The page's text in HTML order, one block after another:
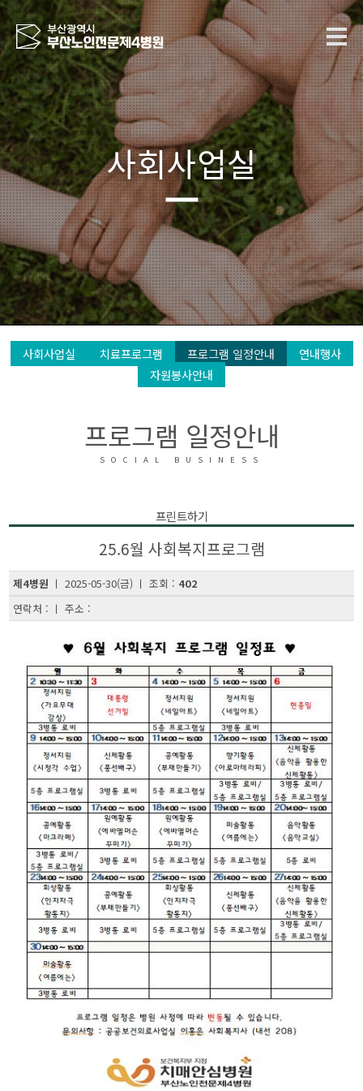
사회사업실
사회사업실 치료프로그램 프로그램 일정안내
연내행사
자원봉사안내
프로그램 일정안내
SOCIAL BUSINESS
프린트하기
25.6월 사회복지프로그램
제4병원 ㅣ 2025-05-30(금) ㅣ 조회 : 402
연락처 : ㅣ 주소 :